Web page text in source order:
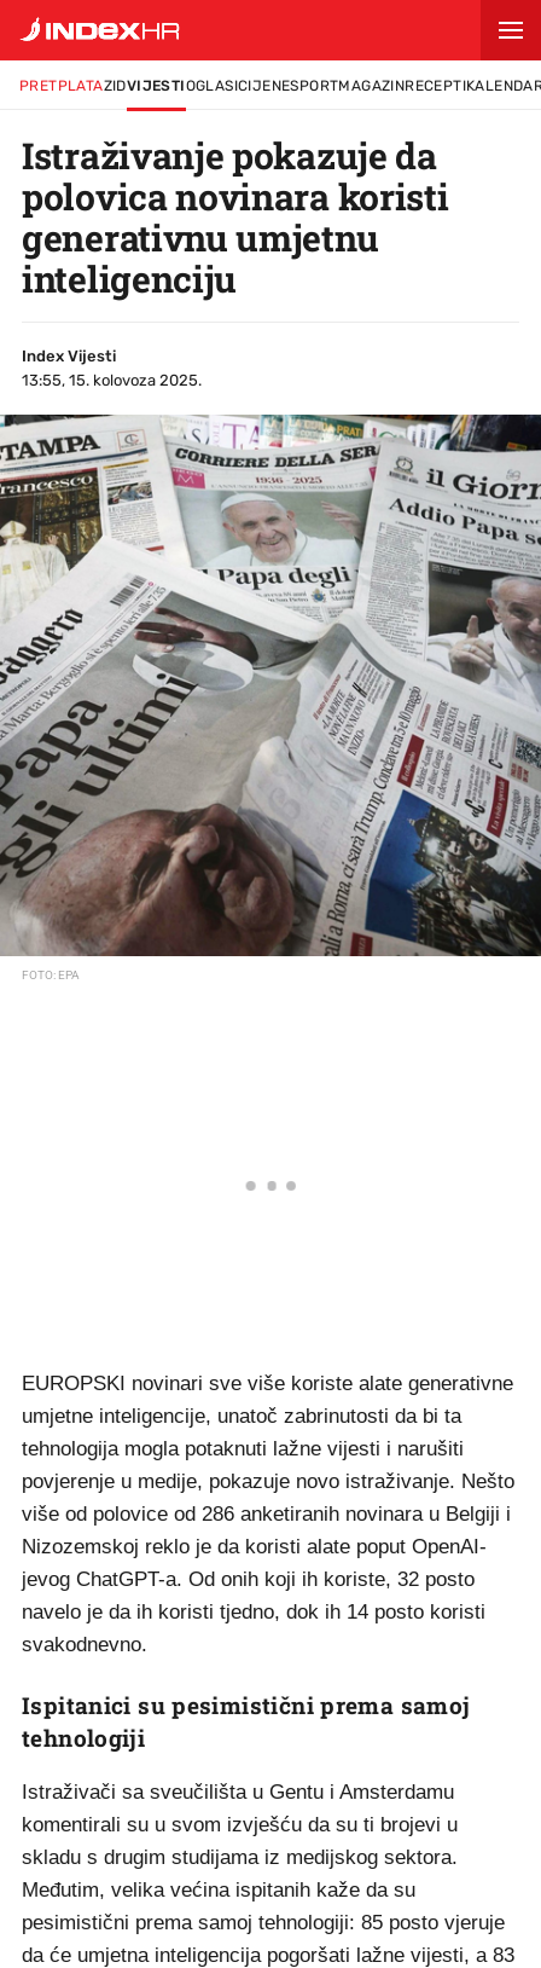
PRETPLATAZIDVIJESTIOGLASICIJENESPORTMAGAZINRECEPTI
Istraživanje pokazuje da
polovica novinara koristi
generativnu umjetnu
inteligenciju
Index Vijesti
13:55, 15. kolovoza 2025.
FOTO: EPA
EUROPSKI novinari sve više koriste alate generativne
umjetne inteligencije, unatoč zabrinutosti da bi ta
tehnologija mogla potaknuti lažne vijesti i narušiti
povjerenje u medije, pokazuje novo istraživanje. Nešto
više od polovice od 286 anketiranih novinara u Belgiji i
Nizozemskoj reklo je da koristi alate poput OpenAI-
jevog ChatGPT-a. Od onih koji ih koriste, 32 posto
navelo je da ih koristi tjedno, dok ih 14 posto koristi
svakodnevno.
Ispitanici su pesimistični prema samoj
tehnologiji
Istraživači sa sveučilišta u Gentu i Amsterdamu
komentirali su u svom izvješću da su ti brojevi u
skladu s drugim studijama iz medijskog sektora.
Međutim, velika većina ispitanih kaže da su
pesimistični prema samoj tehnologiji: 85 posto vjeruje
da će umjetna inteligencija pogoršati lažne vijesti, a 83